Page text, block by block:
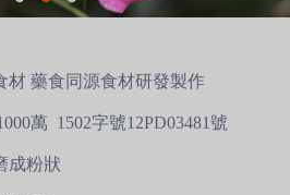
材 藥食同源食材研發製作
萬 1502字號12PD03481號
成粉狀